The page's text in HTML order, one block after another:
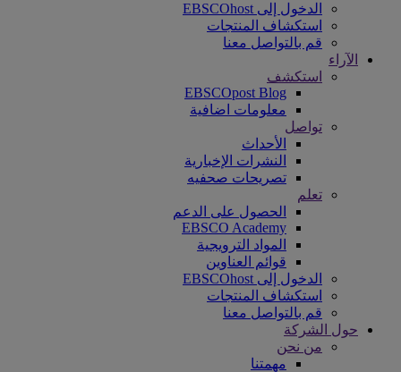
الدخول إلى EBSCOhost
استكشاف المنتجات
قم بالتواصل معنا
الآراء
استكشف
EBSCOpost Blog
معلومات اضافية
تواصل
الأحداث
النشرات الإخبارية
تصريحات صحفيه
تعلم
الحصول على الدعم
EBSCO Academy
المواد الترويجية
قوائم العناوين
الدخول إلى EBSCOhost
استكشاف المنتجات
قم بالتواصل معنا
حول الشركة
من نحن
مهمتنا